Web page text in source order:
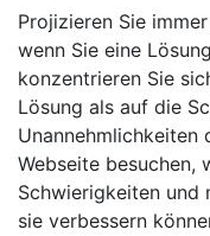
Projizieren Sie
wenn Sie eine
konzentrieren Sie
Lösung als auf die
Unannehmlichkeiten
Webseite besuchen,
Schwierigkeiten und
sie verbessern